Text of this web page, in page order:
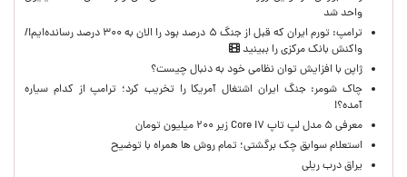
واحد شد
ترامپ: تورم ایران که قبل از جنگ ۵ درصد بود را الان به ۳۰۰ درصد رسانده‌ایم!/
واکنش بانک مرکزی را ببینید
ژاپن با افزایش توان نظامی خود به دنبال چیست؟
چاک شومر: جنگ ایران اشتغال آمریکا را تخریب کرد؛ ترامپ از کدام سیاره
آمده؟!
معرفی ۵ مدل لپ تاپ Core i۷ زیر ۲۰۰ میلیون تومان
استعلام سوابق چک برگشتی؛ تمام روش ها همراه با توضیح
یراق درب ریلی